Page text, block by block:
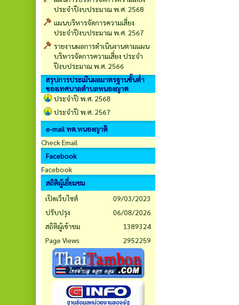
ประจำปีงบประมาณ พ.ศ. 2568
แผนบริหารจัดการความเสี่ยง
ประจำปีงบประมาณ พ.ศ. 2567
รายงานผลการดำเนินงานตามแผน
บริหารจัดการความเสี่ยง ประจำ
ปีงบประมาณ พ.ศ. 2566
สรุปการประเมินผลมาตรฐานขั้นต่ำ
ของเทศบาลตำบลหนองญาต
ประจำปี พ.ศ. 2568
ประจำปี พ.ศ. 2567
e-mail ทต.หนองญาติ
Check Email
Facebook
Facebook
สถิติผู้เยี่ยมชม
เปิดเว็บไซต์
09/03/2023
ปรับปรุง
06/08/2026
สถิติผู้เข้าชม
1389324
Page Views
2952259